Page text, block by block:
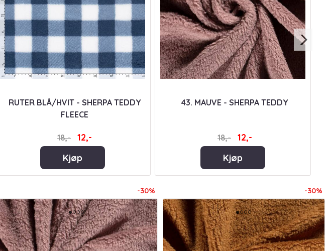
RUTER BLÅ/HVIT - SHERPA TEDDY
FLEECE
18,-
12,-
Kjøp
43. MAUVE - SHERPA TEDDY
18,-
12,-
Kjøp
-30% -30%